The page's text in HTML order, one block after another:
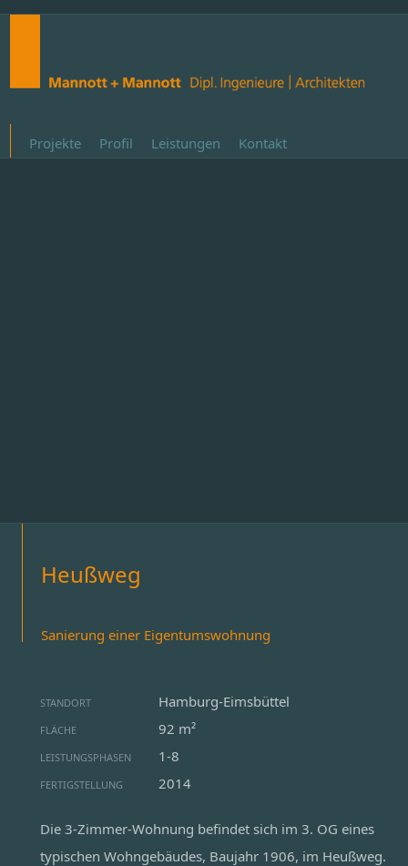
Projekte Profil Leistungen Kontakt
Heußweg
Sanierung einer Eigentumswohnung
STANDORT Hamburg-Eimsbüttel
FLÄCHE 92 m²
LEISTUNGSPHASEN 1-8
FERTIGSTELLUNG 2014
Die 3-Zimmer-Wohnung befindet sich im 3. OG eines
typischen Wohngebäudes, Baujahr 1906, im Heußweg.